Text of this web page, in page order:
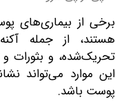
بیماری‌های پوستی
از جمله
و بثورات و
می‌تواند نشانه‌ای